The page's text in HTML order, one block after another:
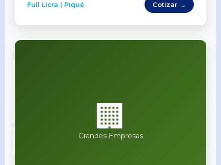
Full Licra | Piqué Cotizar →
🏢
Grandes Empresas